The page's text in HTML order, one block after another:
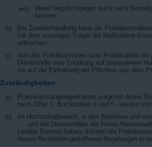
ee)
diese Verpflichtungen auch nach
können.
b)
Bei Zuwiderhandlung kann die
mit dem sonstigen Träger der Maßnahme
abbrechen.
c)
Von den Praktikantinnen bzw. Praktikanten ist
Dienststelle eine Erklärung auf besonderem
sie auf die Einhaltung der Pflichten aus dem
Zuständigkeiten
a)
Praktikumsangelegenheiten aufgrund dieser
nach Ziffer 1, Buchstaben b und f - werden
b) Im Hochschulbereich, in den Betrieben und
und bei Dienststellen der Freien
Landes Bremen haben, können die
diesen Richtlinien getroffenen Regelungen in